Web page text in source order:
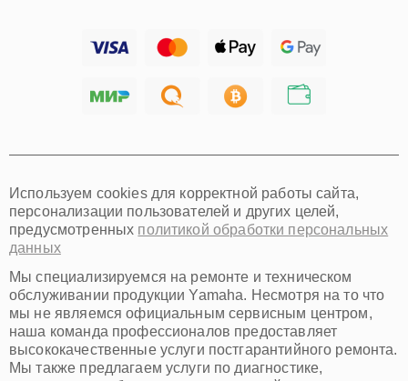
Хабаровск
Омск
Красноярск
Пермь
Ульяновск
Киров
Архангельск
Астрахань
Белгород
Благовещенск
Брянск
Используем cookies для корректной работы сайта,
персонализации пользователей и других целей,
предусмотренных политикой обработки персональных
данных
Мы специализируемся на ремонте и техническом
обслуживании продукции Yamaha. Несмотря на то что
мы не являемся официальным сервисным центром,
наша команда профессионалов предоставляет
высококачественные услуги постгарантийного ремонта.
Мы также предлагаем услуги по диагностике,